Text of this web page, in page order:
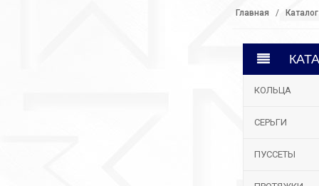
Главная Каталог
КОЛЬЦА
СЕРЬГИ
ПУССЕТЫ